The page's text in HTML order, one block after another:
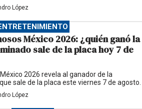
López
México 2026: ¿quién ganó la
sale de la placa hoy 7 de
2026 revela al ganador de la
sale de la placa este viernes 7 de agosto.
López